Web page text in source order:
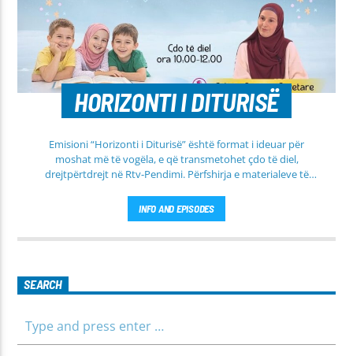
HORIZONTI I DITURISË
Emisioni “Horizonti i Diturisë” është format i ideuar për
moshat më të vogëla, e që transmetohet çdo të diel,
drejtpërtdrejt në Rtv-Pendimi. Përfshirja e materialeve të
rrugën e duhur të besimit Islam, janë pikësynimi kryesor i
të jemi më afër dëgjuesve të rinj, komunikojmë së bashku me
kanë, por edhe përfitimin e njohurive të reja. Çdo të diel, ora
10:00-12:00 Moderatore: Luljeta Beqiri Kontakti: Viber: +383
INFO AND EPISODES
SEARCH